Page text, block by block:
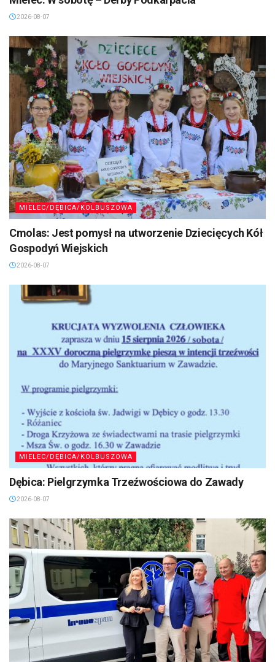
2026-08-07
MIELEC/DĘBICA/KOLBUSZOWA
Cmolas: Jest pomysł na utworzenie Dziecięcych Kół
Gospodyń Wiejskich
2026-08-07
MIELEC/DĘBICA/KOLBUSZOWA
Dębica: Pielgrzymka Trzeźwościowa do Zawady
2026-08-07